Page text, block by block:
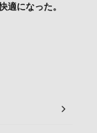
適になった。